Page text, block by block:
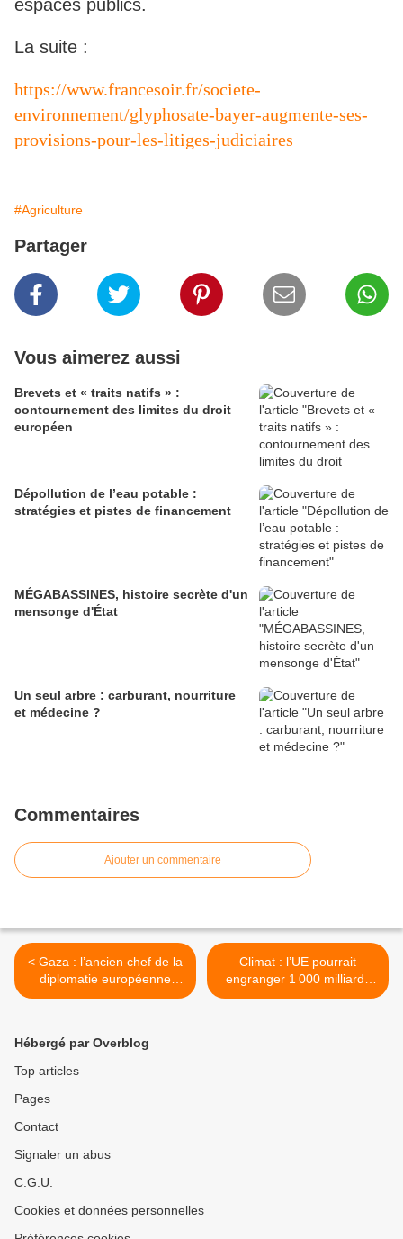
espaces publics.
La suite :
https://www.francesoir.fr/societe-
environnement/glyphosate-bayer-augmente-ses-
provisions-pour-les-litiges-judiciaires
#Agriculture
Partager
Vous aimerez aussi
Brevets et « traits natifs » :
contournement des limites du droit
européen
Dépollution de l’eau potable :
stratégies et pistes de financement
MÉGABASSINES, histoire secrète d'un
mensonge d'État
Un seul arbre : carburant, nourriture
et médecine ?
Commentaires
Ajouter un commentaire
< Gaza : l’ancien chef de la
diplomatie européenne
accuse von der Leyen et les
Climat : l’UE pourrait
engranger 1 000 milliards
d’euros en taxant vraiment
Hébergé par Overblog
Top articles
Pages
Contact
Signaler un abus
C.G.U.
Cookies et données personnelles